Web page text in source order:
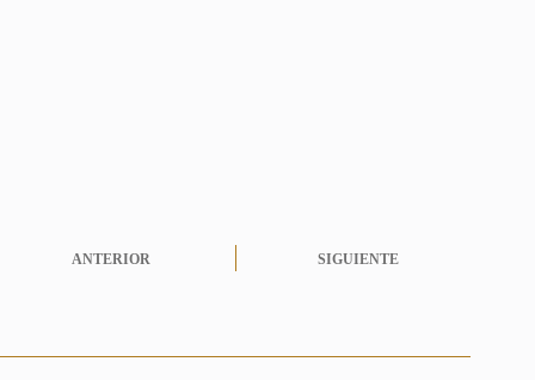
ANTERIOR SIGUIENTE